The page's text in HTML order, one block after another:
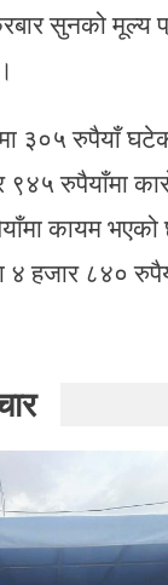
सुनको मूल्य
३०५ रुपैयाँ
रुपैयाँमा
कायम
४ हजार ८४०